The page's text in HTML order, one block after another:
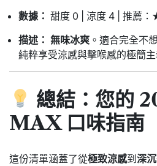
數據： 甜度 0 | 涼度 4 | 推
描述： 無味冰爽 。適合完全不
純粹享受涼感與擊喉感的極簡主
總結：您的
MAX 口味指南
這份清單涵蓋了從極致涼感到深